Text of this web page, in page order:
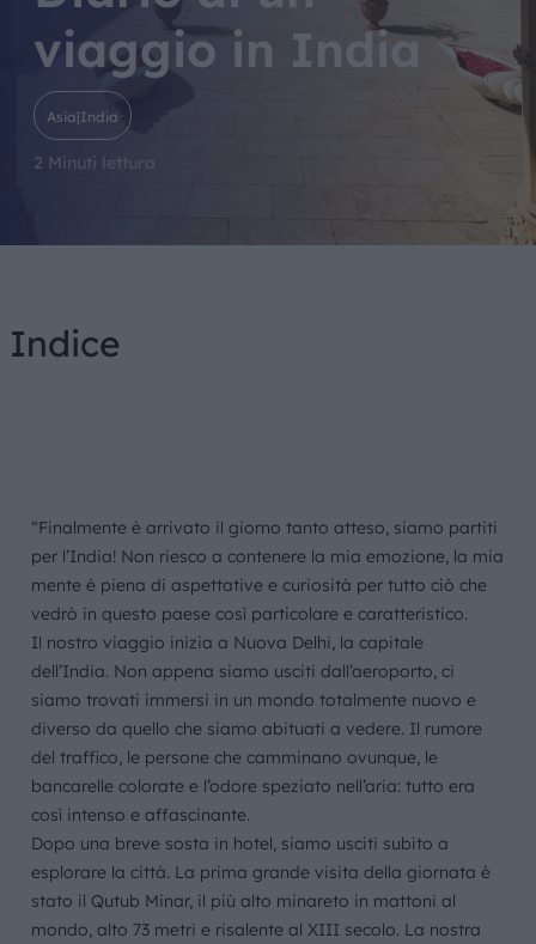
viaggio in India
Asia|India
2 Minuti lettura
Indice
“Finalmente è arrivato il giorno tanto atteso, siamo partiti
per l’India! Non riesco a contenere la mia emozione, la mia
mente è piena di aspettative e curiosità per tutto ciò che
vedrò in questo paese così particolare e caratteristico.
Il nostro viaggio inizia a Nuova Delhi, la capitale
dell’India. Non appena siamo usciti dall’aeroporto, ci
siamo trovati immersi in un mondo totalmente nuovo e
diverso da quello che siamo abituati a vedere. Il rumore
del traffico, le persone che camminano ovunque, le
bancarelle colorate e l’odore speziato nell’aria: tutto era
così intenso e affascinante.
Dopo una breve sosta in hotel, siamo usciti subito a
esplorare la città. La prima grande visita della giornata è
stato il Qutub Minar, il più alto minareto in mattoni al
mondo, alto 73 metri e risalente al XIII secolo. La nostra